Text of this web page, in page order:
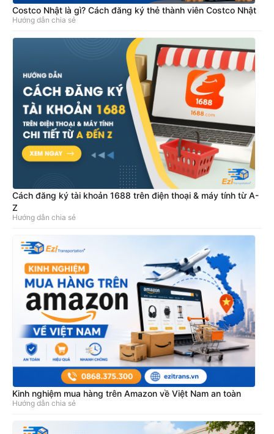
Costco Nhật là gì? Cách đăng ký thẻ thành viên Costco Nhật
Hướng dẫn chia sẻ
Cách đăng ký tài khoản 1688 trên điện thoại & máy tính từ A-
Z
Hướng dẫn chia sẻ
Kinh nghiệm mua hàng trên Amazon về Việt Nam an toàn
Hướng dẫn chia sẻ